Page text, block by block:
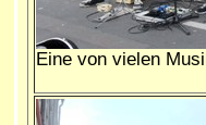
Eine von vielen